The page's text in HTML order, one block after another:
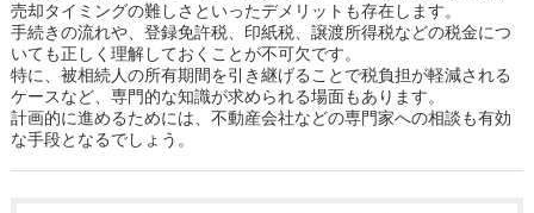
売却タイミングの難しさといったデメリットも存在します。
手続きの流れや、登録免許税、印紙税、譲渡所得税などの税金につ
いても正しく理解しておくことが不可欠です。
特に、被相続人の所有期間を引き継げることで税負担が軽減される
ケースなど、専門的な知識が求められる場面もあります。
計画的に進めるためには、不動産会社などの専門家への相談も有効
な手段となるでしょう。